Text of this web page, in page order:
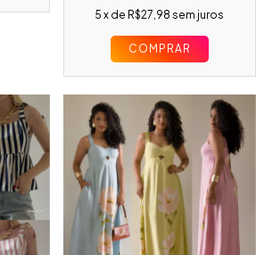
5 x de R$27,98 sem juros
COMPRAR